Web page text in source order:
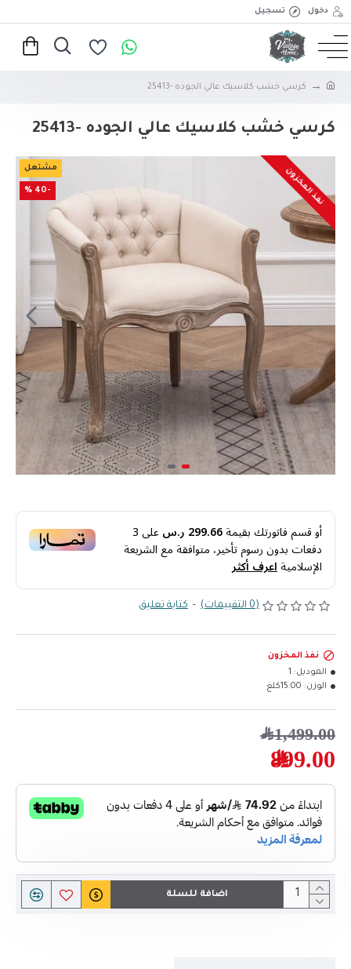
دخول تسجيل
كرسي خشب كلاسيك عالي الجوده -25413
كرسي خشب كلاسيك عالي الجوده -25413
مشتعل
-40 % نفذ المخزون
أو قسم فاتورتك بقيمة299.66 ر.س على3
دفعات بدون رسوم تأخير، متوافقة مع الشريعة
الإسلاميةاعرف أكثر
(0 التقييمات) - كتابة تعليق
899.00﷼
1,499.00﷼
نفذ المخزون
الموديل: 1
الوزن: 15.00كلغ
اضافة للسلة